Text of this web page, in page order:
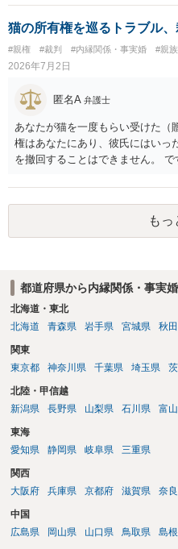
す。 文書偽造の事実を当該男性
していたことを伝えるのと同じ効
ないことですが、それを別の方
たくない相手である夫）に事実上
（プライバシー権侵害の問題）が
猫の所有権を巡るトラブル
#親権 #裁判 #内縁関係・事実婚 #親
2026年7月2日
匿名A 弁護士
あなたが猫を一度もらい受けた（
権はあなたにあり、彼氏にはいっ
を撤回することはできません。
の事情からははっきりしませんの
がいいでしょう。 場合によって
もっ
都道府県から内縁関係・事実
北海道・東北
北海道
青森県 岩手県 宮城県 秋
関東
東京都
神奈川県 千葉県 埼玉県
北陸・甲信越
新潟県
長野県 山梨県 石川県 富
東海
愛知県
静岡県 岐阜県 三重県
関西
大阪府
兵庫県 京都府 滋賀県 奈
中国
広島県
岡山県 山口県 鳥取県 島